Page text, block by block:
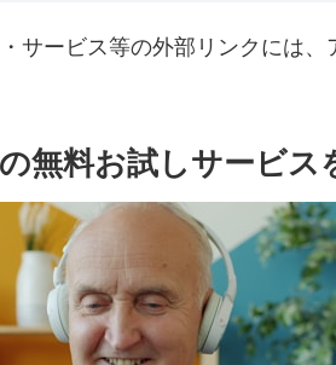
サービス等の外部リンクには、
無料お試しサービ